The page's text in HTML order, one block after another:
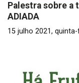
Palestra sobre a
ADIADA
15 julho 2021,